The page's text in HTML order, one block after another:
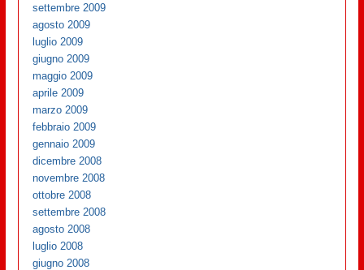
settembre 2009
agosto 2009
luglio 2009
giugno 2009
maggio 2009
aprile 2009
marzo 2009
febbraio 2009
gennaio 2009
dicembre 2008
novembre 2008
ottobre 2008
settembre 2008
agosto 2008
luglio 2008
giugno 2008